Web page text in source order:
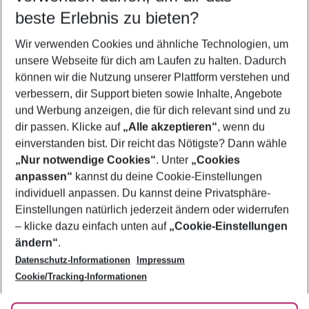
Urlaub Kefalonia
Last Minute Kefalonia
Pauschalreisen Kefalonia
Familienurlaub Kefalonia
Flug & Hotel Kefalonia
Footer
Footer navigation
Über uns
AGB
Bestpreisgarantie
Cookie-Einstellungen ändern
Cookie-Richtlinie
Agenturbetreuung
Barrierefreies Reisen
Folge uns
beste Erlebnis zu bieten?
Wir verwenden Cookies und ähnliche Technologien, um
unsere Webseite für dich am Laufen zu halten. Dadurch
können wir die Nutzung unserer Plattform verstehen und
verbessern, dir Support bieten sowie Inhalte, Angebote
und Werbung anzeigen, die für dich relevant sind und zu
dir passen. Klicke auf „Alle akzeptieren“, wenn du
einverstanden bist. Dir reicht das Nötigste? Dann wähle
„Nur notwendige Cookies“. Unter „Cookies
anpassen“ kannst du deine Cookie-Einstellungen
individuell anpassen. Du kannst deine Privatsphäre-
Einstellungen natürlich jederzeit ändern oder widerrufen
– klicke dazu einfach unten auf „Cookie-Einstellungen
ändern“.
Datenschutz-Informationen
Impressum
Cookie/Tracking-Informationen